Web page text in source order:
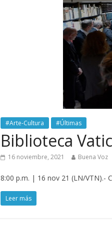
#Arte-Cultura #Últimas
Biblioteca
16 noviembre, 2021 Buena Voz
8:00 p.m. | 16 nov 21 (LN/VTN).-
Leer más